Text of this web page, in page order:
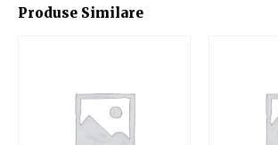
Produse Similare